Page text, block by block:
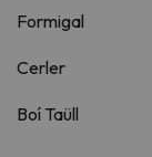
Formigal
Cerler
Boí Taüll